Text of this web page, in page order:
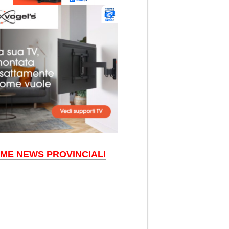
NEWS PROVINCIALI